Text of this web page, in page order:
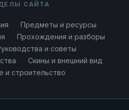
САЙТА
Предметы и ресурсы
Прохождения и разборы
и советы
Скины и внешний вид
и строительство